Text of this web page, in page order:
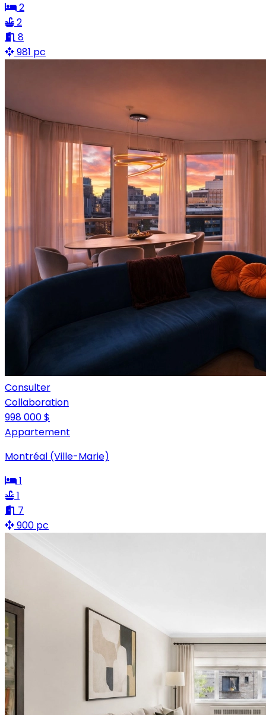
2
2
8
981 pc
Consulter
Collaboration
998 000 $
Appartement
Montréal (Ville-Marie)
1
1
7
900 pc